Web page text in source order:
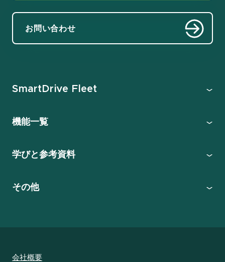
お問い合わせ
SmartDrive Fleet
機能一覧
学びと参考資料
その他
会社概要